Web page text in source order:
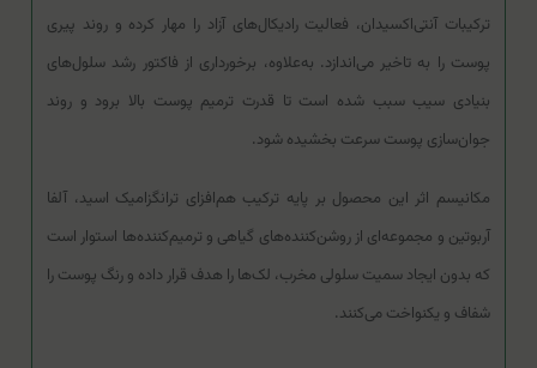
ترکیبات آنتی‌اکسیدان، فعالیت رادیکال‌های آزاد را مهار کرده و روند پیری
پوست را به تاخیر می‌اندازد. به‌علاوه، برخورداری از فاکتور رشد سلول‌های
بنیادی سیب سبب شده است تا قدرت ترمیم پوست بالا برود و روند
جوان‌سازی پوست سرعت بخشیده شود.
مکانیسم اثر این محصول بر پایه ترکیب هم‌افزای ترانگزامیک اسید، آلفا
آربوتین و مجموعه‌ای از روشن‌کننده‌های گیاهی و ترمیم‌کننده‌ها استوار است
که بدون ایجاد سمیت سلولی مخرب، لک‌ها را هدف قرار داده و رنگ پوست را
شفاف و یکنواخت می‌کنند.